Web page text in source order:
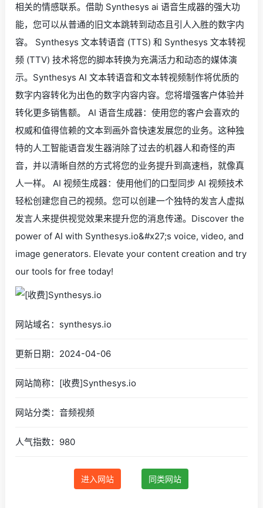
相关的情感联系。借助 Synthesys ai 语音生成器的强大功
能，您可以从普通的旧文本跳转到动态且引人入胜的数字内
容。 Synthesys 文本转语音 (TTS) 和 Synthesys 文本转视
频 (TTV) 技术将您的脚本转换为充满活力和动态的媒体演
示。Synthesys AI 文本转语音和文本转视频制作将优质的
数字内容转化为出色的数字内容内容。您将增强客户体验并
转化更多销售额。 AI 语音生成器：使用您的客户会喜欢的
权威和值得信赖的文本到画外音快速发展您的业务。这种独
特的人工智能语音发生器消除了过去的机器人和奇怪的声
音，并以清晰自然的方式将您的业务提升到高速档，就像真
人一样。 AI 视频生成器：使用他们的口型同步 AI 视频技术
轻松创建您自己的视频。您可以创建一个独特的发言人虚拟
发言人来提供视觉效果来提升您的消息传递。Discover the
power of AI with Synthesys.io&#x27;s voice, video, and
image generators. Elevate your content creation and try
our tools for free today!
网站域名：synthesys.io
更新日期：2024-04-06
网站简称：[收费]Synthesys.io
网站分类：音频视频
人气指数：980
进入网站 同类网站